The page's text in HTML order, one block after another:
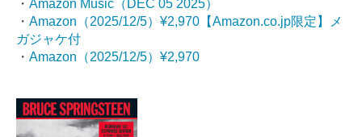
・ Amazon Music（DEC 05 2025）
・ Amazon（2025/12/5）¥2,970【Amazon.co.jp限定】メ
ガジャケ付
・ Amazon（2025/12/5）¥2,970